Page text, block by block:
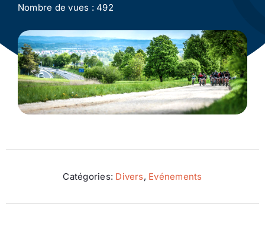
Actualité
Ecologie
Nombre de vues : 492
Catégories: Divers, Evénements